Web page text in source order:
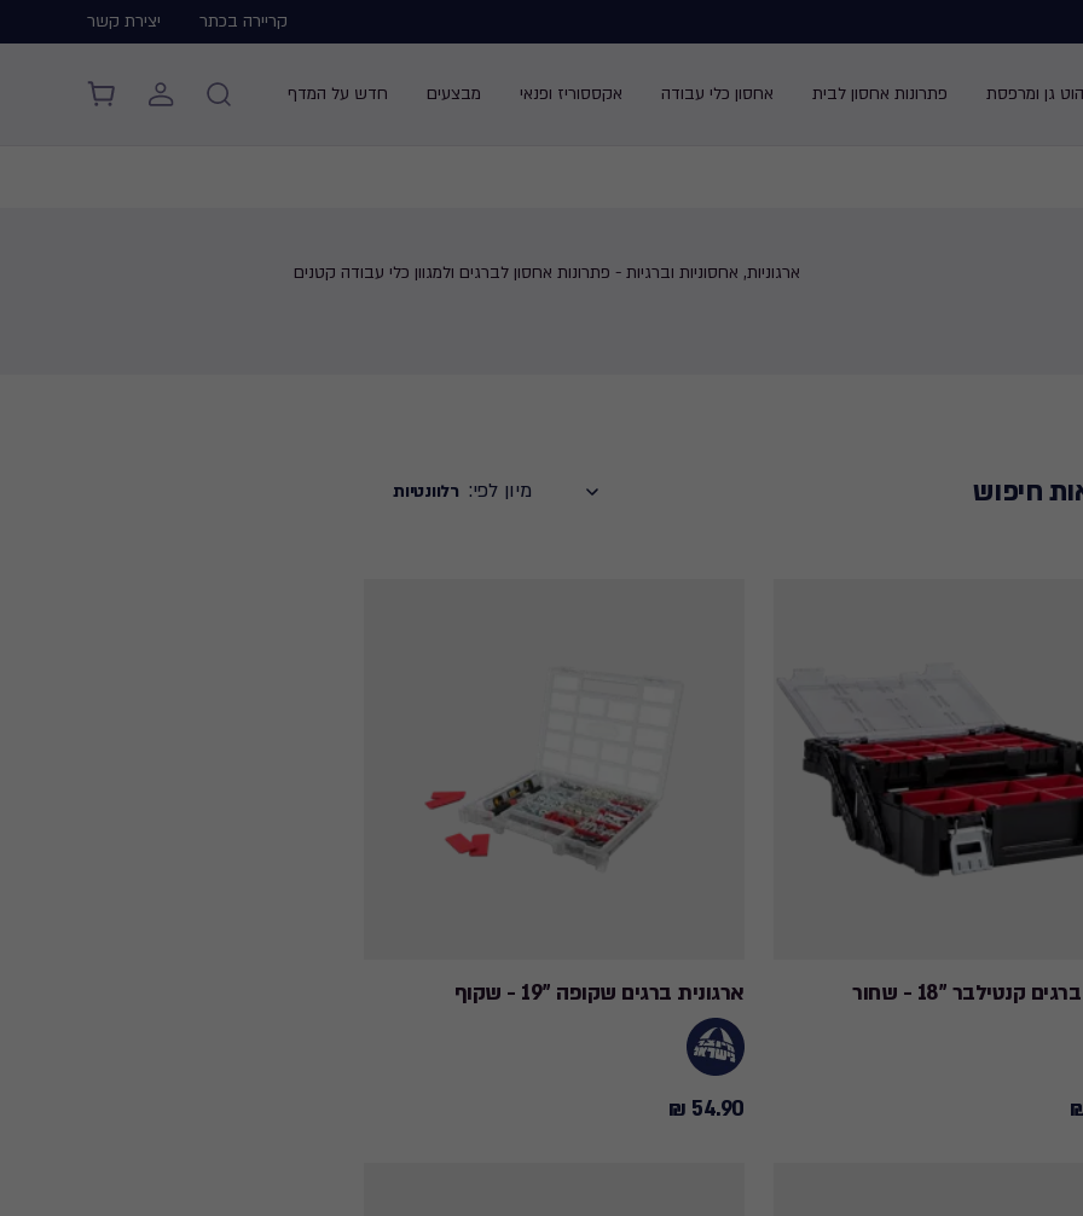
קריירה בכתר
יצירת קשר
גן ומרפסת פתרונות אחסון לבית אחסון כלי עבודה אקססוריז ופנאי מבצעים חדש על המדף
ארגוניות, אחסוניות וברגיות - פתרונות אחסון לברגים ולמגוון כלי עבודה קטנים
מיון לפי: רלוונטיות
קנטילבר "18 - שחור ארגונית ברגים שקופה "19 - שקוף
54.90
54.90 ₪